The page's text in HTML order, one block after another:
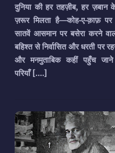
दुनिया की हर तहज़ीब, हर ज़बान
ज़रूर मिलता है—कोह-ए-क़ाफ़
सातवें आसमान पर बसेरा करने
बहिश्त से निर्वासित और धरती पर
और मनमुताबिक कहीं पहुँच
परियाँ[….]